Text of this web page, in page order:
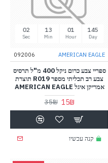
145
Day
01
Hour
13
Min
01
Sec
AMERICAN EAGLE
092006
ספריי צבע כרום ניקל 400 מ"ל תרסיס
צבע רב תכליתי מספר R019 תוצרת
אמריקן איגל AMERICAN EAGLE
15₪
35₪
קנה עכשיו